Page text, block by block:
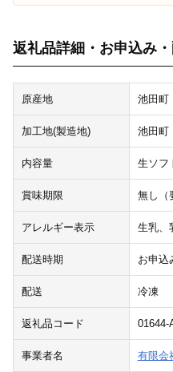
返礼品詳細・お申込み
原産地 池田町
加工地(製造地) 池田町
内容量 生ソフ
賞味期限 無し（
アレルギー表示 生乳、
配送時期 お申込
配送 冷凍
返礼品コード 01644-
事業者名 有限会